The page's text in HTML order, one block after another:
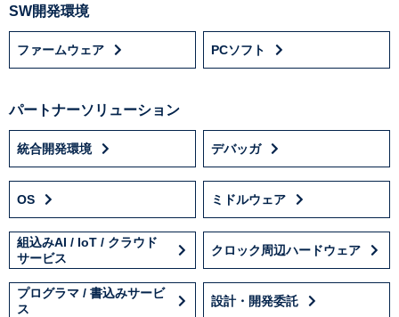
SW開発環境
ファームウェア PCソフト
パートナーソリューション
統合開発環境 デバッガ
OS ミドルウェア
組込みAI / IoT / クラウド
サービス
クロック周辺ハードウェア
プログラマ / 書込みサービ
ス
設計・開発委託